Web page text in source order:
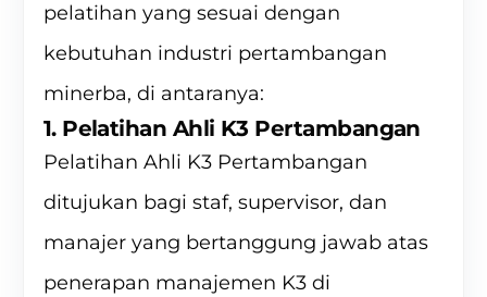
pelatihan yang sesuai dengan
kebutuhan industri pertambangan
minerba, di antaranya:
1. Pelatihan Ahli K3 Pertambangan
Pelatihan Ahli K3 Pertambangan
ditujukan bagi staf, supervisor, dan
manajer yang bertanggung jawab atas
penerapan manajemen K3 di